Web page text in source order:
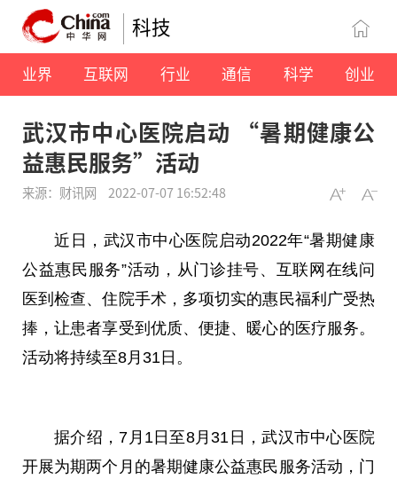
科技
业界 互联网 行业 通信 科学 创业
武汉市中心医院启动 “暑期健康公
益惠民服务”活动
来源：财讯网 2022-07-07 16:52:48
近 日，武汉市中心医院启动2022年“暑期健康
公益惠民服务”活动，从门诊挂号、互联网在线问
医到检查、住院手术，多项切实的惠民福利广受热
捧，让患者享受到优质、便捷、暖心的医疗服务。
活动将持续至8月31日。
据介绍，7月1日至8月31日，武汉市中心医院
开展为期两个月的暑期健康公益惠民服务活动，门